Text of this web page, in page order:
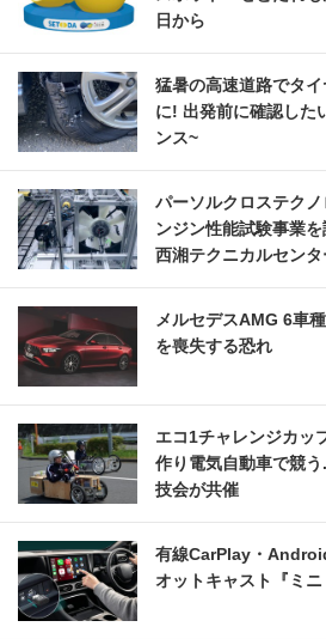
日から
猛暑の高速道路でタ
に! 出発前に確認した
ンス~
パーソルクロステク
ンジン性能試験事業
西湘テクニカルセン
メルセデスAMG 6車
を喪失する恐れ
エコ1チャレンジカッ
作り電気自動車で競
技会が共催
有線CarPlay・
オットキャスト『ミ